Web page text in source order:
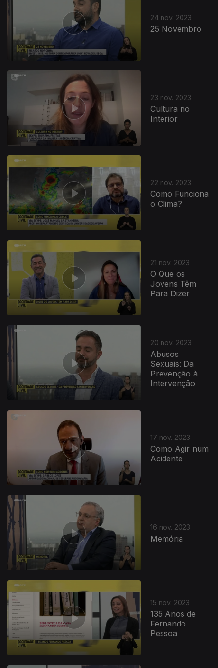
24 nov. 2023
25 Novembro
23 nov. 2023
Cultura no
Interior
22 nov. 2023
Como Funciona
o Clima?
21 nov. 2023
O Que os
Jovens Têm
Para Dizer
729645
20 nov. 2023
Abusos
Sexuais: Da
Prevenção à
Intervenção
17 nov. 2023
Como Agir num
Acidente
16 nov. 2023
Memória
15 nov. 2023
135 Anos de
Fernando
Pessoa